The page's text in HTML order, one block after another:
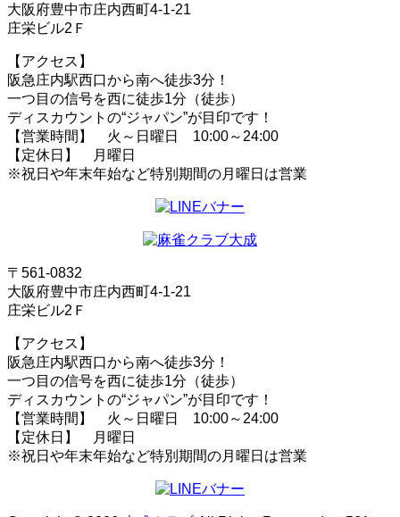
大阪府豊中市庄内西町4-1-21
庄栄ビル2Ｆ
【アクセス】
阪急庄内駅西口から南へ徒歩3分！
一つ目の信号を西に徒歩1分（徒歩）
ディスカウントの“ジャパン”が目印です！
【営業時間】 火～日曜日 10:00～24:00
【定休日】 月曜日
※祝日や年末年始など特別期間の月曜日は営業
〒561-0832
大阪府豊中市庄内西町4-1-21
庄栄ビル2Ｆ
【アクセス】
阪急庄内駅西口から南へ徒歩3分！
一つ目の信号を西に徒歩1分（徒歩）
ディスカウントの“ジャパン”が目印です！
【営業時間】 火～日曜日 10:00～24:00
【定休日】 月曜日
※祝日や年末年始など特別期間の月曜日は営業